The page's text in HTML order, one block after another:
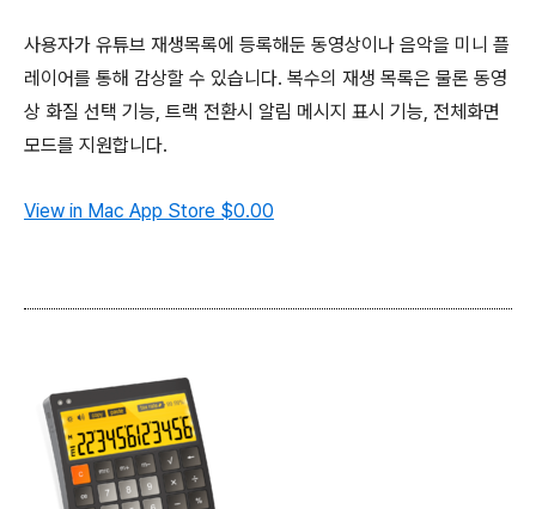
사용자가 유튜브 재생목록에 등록해둔 동영상이나 음악을 미니 플
레이어를 통해 감상할 수 있습니다. 복수의 재생 목록은 물론 동영
상 화질 선택 기능, 트랙 전환시 알림 메시지 표시 기능, 전체화면
모드를 지원합니다.
View in Mac App Store $0.00